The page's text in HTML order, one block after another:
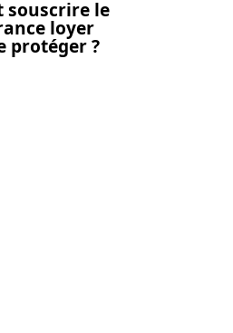
souscrire le
loyer
protéger ?